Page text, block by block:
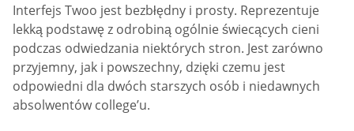
Interfejs Twoo jest bezbłędny i prosty. Reprezentuje
lekką podstawę z odrobiną ogólnie świecących cieni
podczas odwiedzania niektórych stron. Jest zarówno
przyjemny, jak i powszechny, dzięki czemu jest
odpowiedni dla dwóch starszych osób i niedawnych
absolwentów college’u.